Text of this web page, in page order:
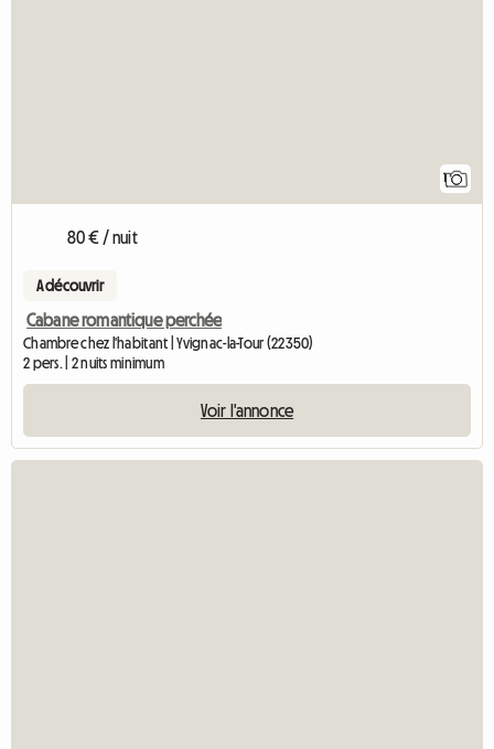
80 € / nuit
A découvrir
Cabane romantique perchée
Chambre chez l'habitant | Yvignac-la-Tour (22350)
2 pers. | 2 nuits minimum
Voir l'annonce